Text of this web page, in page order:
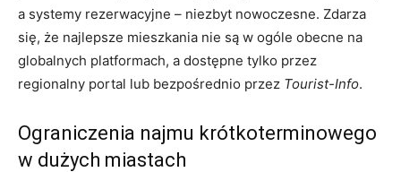
a systemy rezerwacyjne – niezbyt nowoczesne. Zdarza
się, że najlepsze mieszkania nie są w ogóle obecne na
globalnych platformach, a dostępne tylko przez
regionalny portal lub bezpośrednio przez Tourist-Info.
Ograniczenia najmu krótkoterminowego
w dużych miastach